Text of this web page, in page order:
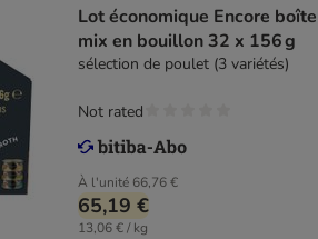
Lot économique Encore boîte
mix en bouillon 32 x 156 g
sélection de poulet (3 variétés)
À l'unité 66,76 €
65,19 €
13,06 € / kg
Not rated